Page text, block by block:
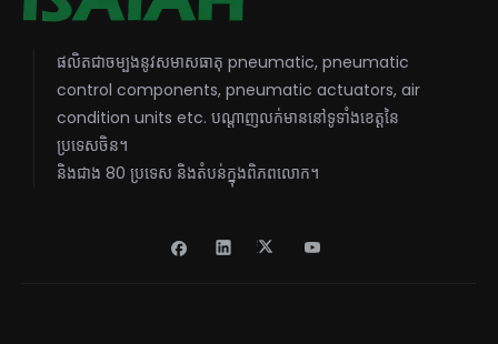
ផលិតជាចម្បងនូវសមាសធាតុ pneumatic, pneumatic
control components, pneumatic actuators, air
condition units etc. បណ្តាញលក់មាននៅទូទាំងខេត្តនៃ
ប្រទេសចិន។
និងជាង 80 ប្រទេស និងតំបន់ក្នុងពិភពលោក។